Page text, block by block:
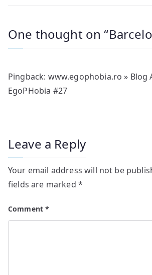
One thought on “
Pingback: www.egophobia.ro » Blog
EgoPHobia #27
Leave a Reply
Your email address will not be
fields are marked *
Comment*